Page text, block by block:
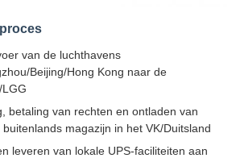
van de luchthavens
Beijing/Hong Kong naar de
betaling van rechten en ontladen van
magazijn in het VK/Duitsland
leveren van lokale UPS-faciliteiten aan